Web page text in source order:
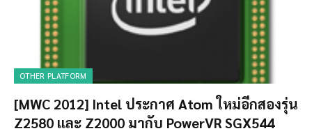
OTHER PLATFORM
[MWC 2012] Intel ประกาศ Atom ใหม่อีกสองรุ่น
Z2580 เเละ Z2000 มากับ PowerVR SGX544